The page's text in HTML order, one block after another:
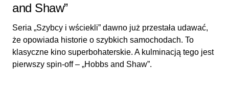
and Shaw”
Seria „Szybcy i wściekli” dawno już przestała udawać,
że opowiada historie o szybkich samochodach. To
klasyczne kino superbohaterskie. A kulminacją tego jest
pierwszy spin-off – „Hobbs and Shaw”.